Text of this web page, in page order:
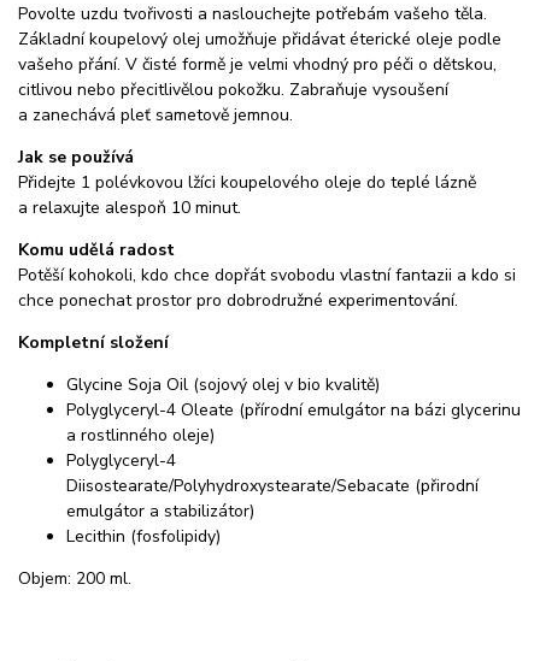
Povolte uzdu tvořivosti a naslouchejte potřebám vašeho těla.
Základní koupelový olej umožňuje přidávat éterické oleje podle
vašeho přání. V čisté formě je velmi vhodný pro péči o dětskou,
citlivou nebo přecitlivělou pokožku. Zabraňuje vysoušení
a zanechává pleť sametově jemnou.
Jak se používá
Přidejte 1 polévkovou lžíci koupelového oleje do teplé lázně
a relaxujte alespoň 10 minut.
Komu udělá radost
Potěší kohokoli, kdo chce dopřát svobodu vlastní fantazii a kdo si
chce ponechat prostor pro dobrodružné experimentování.
Kompletní složení
Glycine Soja Oil (sojový olej v bio kvalitě)
Polyglyceryl-4 Oleate (přírodní emulgátor na bázi glycerinu
a rostlinného oleje)
Polyglyceryl-4
Diisostearate/Polyhydroxystearate/Sebacate (přirodní
emulgátor a stabilizátor)
Lecithin (fosfolipidy)
Objem: 200 ml.